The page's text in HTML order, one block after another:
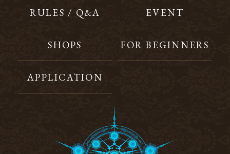
RULES / Q&A EVENT
SHOPS FOR BEGINNERS
APPLICATION